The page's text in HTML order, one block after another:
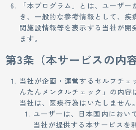
「本プログラム」とは、ユーザ
き、一般的な参考情報として、疾
関施設情報等を表示する当社が開
ます。
第3条（本サービスの内容
当社が企画・運営するセルフチ
んたんメンタルチェック」の内容
当社は、医療行為はいたしません。
ユーザーは、日本国内におい
当社が提供する本サービスを